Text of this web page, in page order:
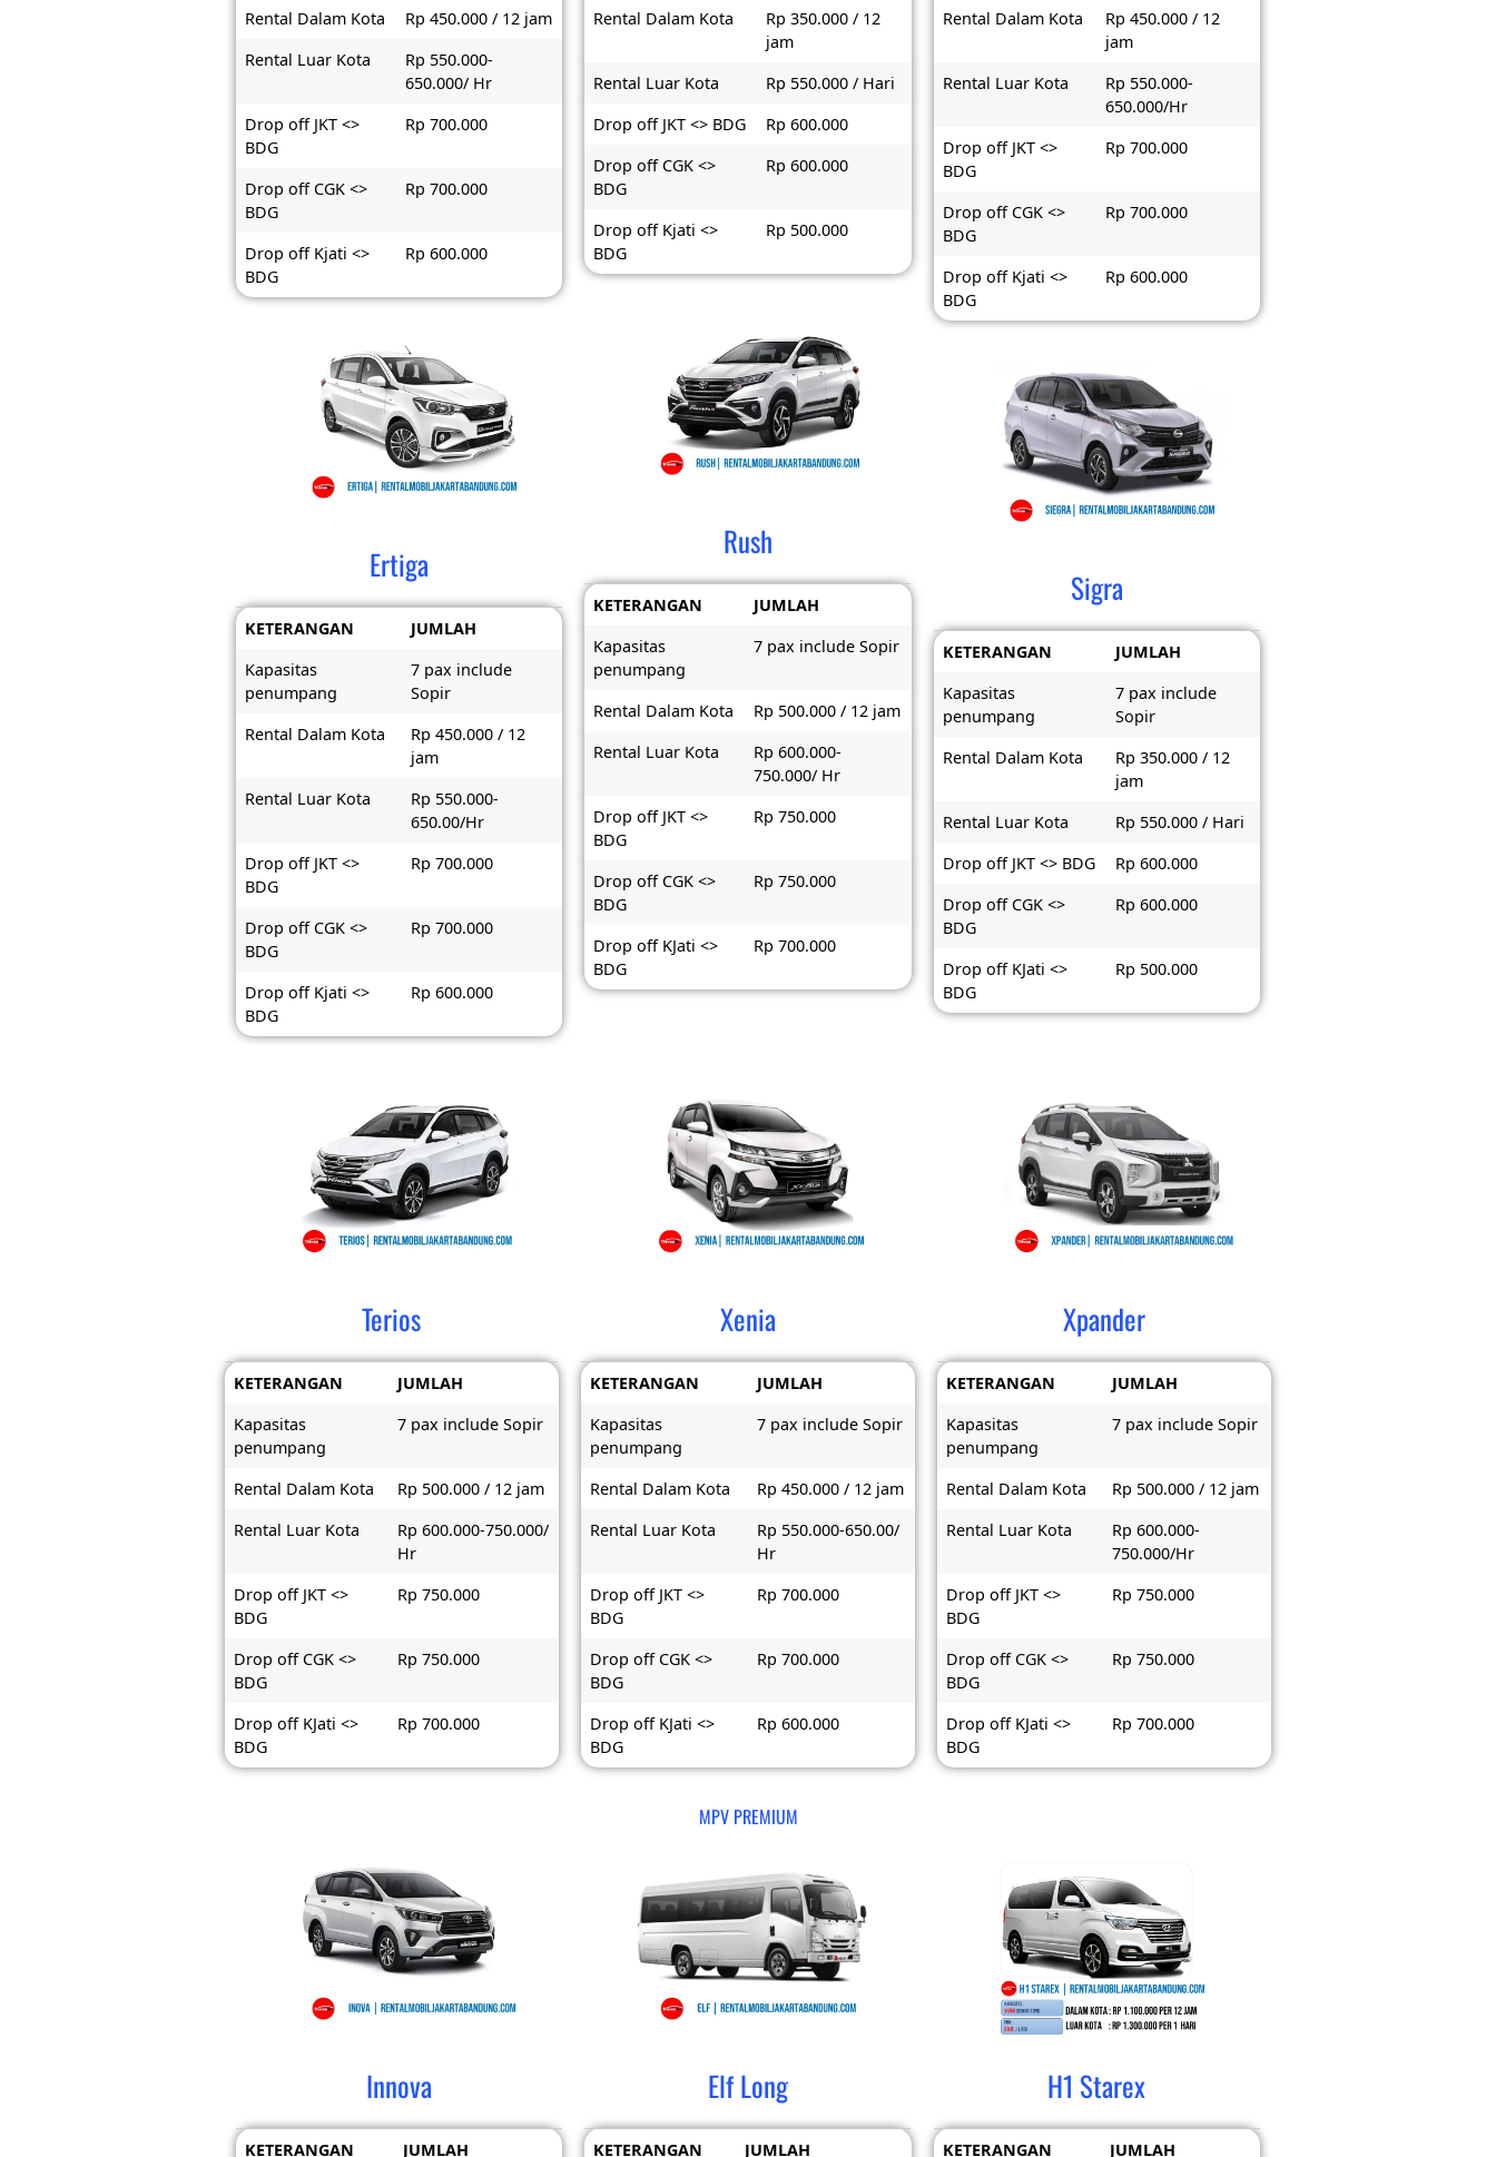
Rental Dalam Kota
Rp 450.000 / 12 jam
Rental Luar Kota
Rp 550.000-
650.000/ Hr
Drop off JKT <>
BDG
Rp 700.000
Drop off CGK <>
BDG
Rp 700.000
Drop off Kjati <>
BDG
Rp 600.000
Ertiga
KETERANGAN
JUMLAH
Kapasitas
penumpang
7 pax include
Sopir
Rental Dalam Kota
Rp 450.000 / 12
jam
Rental Luar Kota
Rp 550.000-
650.00/Hr
Drop off JKT <>
BDG
Rp 700.000
Drop off CGK <>
BDG
Rp 700.000
Drop off Kjati <>
BDG
Rp 600.000
Rental Dalam Kota
Rp 350.000 / 12
jam
Rental Luar Kota
Rp 550.000 / Hari
Drop off JKT <> BDG
Rp 600.000
Drop off CGK <>
BDG
Rp 600.000
Drop off Kjati <>
BDG
Rp 500.000
Rush
KETERANGAN
JUMLAH
Kapasitas
penumpang
7 pax include Sopir
Rental Dalam Kota
Rp 500.000 / 12 jam
Rental Luar Kota
Rp 600.000-
750.000/ Hr
Drop off JKT <>
BDG
Rp 750.000
Drop off CGK <>
BDG
Rp 750.000
Drop off KJati <>
BDG
Rp 700.000
Rental Dalam Kota
Rp 450.000 / 12
jam
Rental Luar Kota
Rp 550.000-
650.000/Hr
Drop off JKT <>
BDG
Rp 700.000
Drop off CGK <>
BDG
Rp 700.000
Drop off Kjati <>
BDG
Rp 600.000
Sigra
KETERANGAN
JUMLAH
Kapasitas
penumpang
7 pax include
Sopir
Rental Dalam Kota
Rp 350.000 / 12
jam
Rental Luar Kota
Rp 550.000 / Hari
Drop off JKT <> BDG
Rp 600.000
Drop off CGK <>
BDG
Rp 600.000
Drop off KJati <>
BDG
Rp 500.000
Terios
KETERANGAN
JUMLAH
Kapasitas
penumpang
7 pax include Sopir
Rental Dalam Kota
Rp 500.000 / 12 jam
Rental Luar Kota
Rp 600.000-750.000/
Hr
Drop off JKT <>
BDG
Rp 750.000
Drop off CGK <>
BDG
Rp 750.000
Drop off KJati <>
BDG
Rp 700.000
Xenia
KETERANGAN
JUMLAH
Kapasitas
penumpang
7 pax include Sopir
Rental Dalam Kota
Rp 450.000 / 12 jam
Rental Luar Kota
Rp 550.000-650.00/
Hr
Drop off JKT <>
BDG
Rp 700.000
Drop off CGK <>
BDG
Rp 700.000
Drop off KJati <>
BDG
Rp 600.000
Xpander
KETERANGAN
JUMLAH
Kapasitas
penumpang
7 pax include Sopir
Rental Dalam Kota
Rp 500.000 / 12 jam
Rental Luar Kota
Rp 600.000-
750.000/Hr
Drop off JKT <>
BDG
Rp 750.000
Drop off CGK <>
BDG
Rp 750.000
Drop off KJati <>
BDG
Rp 700.000
MPV PREMIUM
Innova
KETERANGAN JUMLAH
Elf Long
KETERANGAN JUMLAH
H1 Starex
KETERANGAN JUMLAH